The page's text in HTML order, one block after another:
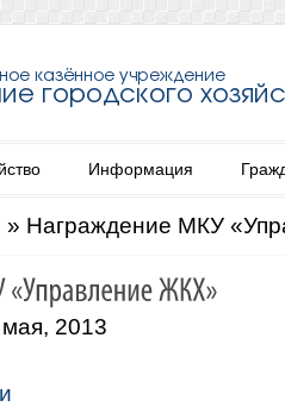
Информация
» Награждение МКУ
2013